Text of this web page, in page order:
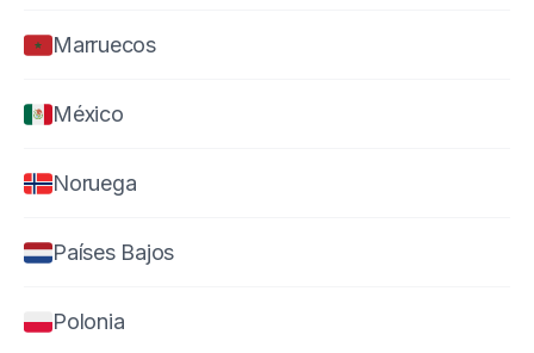
Marruecos
México
Noruega
Países Bajos
Polonia